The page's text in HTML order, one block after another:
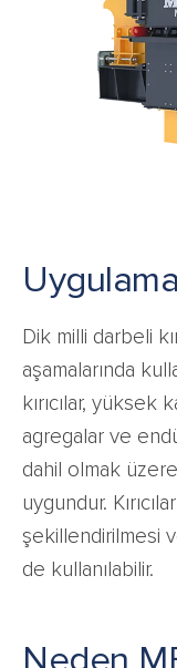
Dik milli darbeli
aşamalarında
kırıcılar, yüksek
agregalar ve
dahil olmak
uygundur.
şekillendirilmesi
de kullanılabilir.